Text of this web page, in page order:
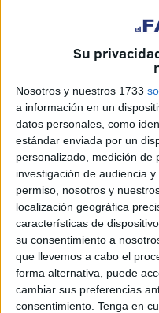
Su
Nosotros y nuestros 1733
a información en un
datos personales, como
estándar enviada por un
personalizado, medición de
investigación de audiencia
permiso, nosotros y
localización geográfica
características de
su consentimiento a
que llevemos a cabo el
forma alternativa, puede
cambiar sus preferencias
consentimiento. Tenga en
donde estudiaba y venía